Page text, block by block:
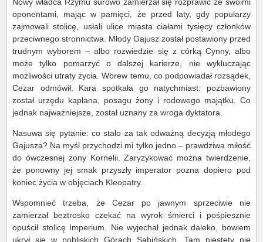
oponentami, mając w pamięci, że przed laty, gdy popularzy
zajmowali stolicę, usłali ulice miasta ciałami tysięcy członków
przeciwnego stronnictwa. Młody Gajusz został postawiony przed
trudnym wyborem – albo rozwiedzie się z córką Cynny, albo
może tylko pomarzyć o dalszej karierze, nie wykluczając
możliwości utraty życia. Wbrew temu, co podpowiadał rozsądek,
Cezar odmówił. Kara spotkała go natychmiast: pozbawiony
został urzędu kapłana, posagu żony i rodowego majątku. Co
jednak najważniejsze, został uznany za wroga dyktatora.
Nasuwa się pytanie: co stało za tak odważną decyzją młodego
Gajusza? Na myśl przychodzi mi tylko jedno – prawdziwa miłość
do ówczesnej żony Kornelii. Zaryzykować można twierdzenie,
że ponowny jej smak przyszły imperator pozna dopiero pod
koniec życia w objęciach Kleopatry.
Wspomnieć trzeba, że Cezar po jawnym sprzeciwie nie
zamierzał beztrosko czekać na wyrok śmierci i pośpiesznie
opuścił stolicę Imperium. Nie wyjechał jednak daleko, bowiem
ukrył się w pobliskich Górach Sabińskich. Tam niestety nie